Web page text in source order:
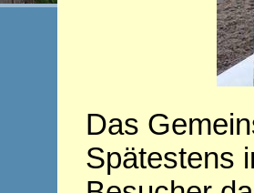
Das
Spätestens